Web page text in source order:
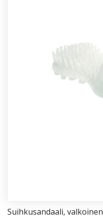
Suih­ku­san­daa­li, val­koi­nen